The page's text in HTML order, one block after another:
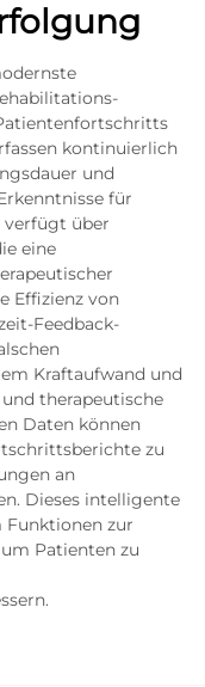
kontinuierlich
und
für
verfügt über
eine
Effizienz von
Feedback-
Kraftaufwand und
therapeutische
Daten können
zu
an
Dieses intelligente
Funktionen zur
Patienten zu